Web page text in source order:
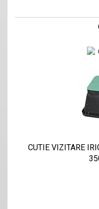
CUTIE VIZITARE